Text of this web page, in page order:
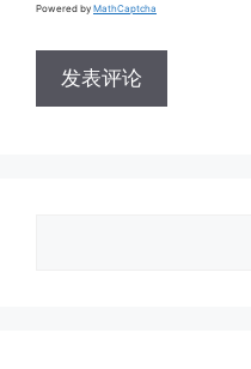
Powered by MathCaptcha